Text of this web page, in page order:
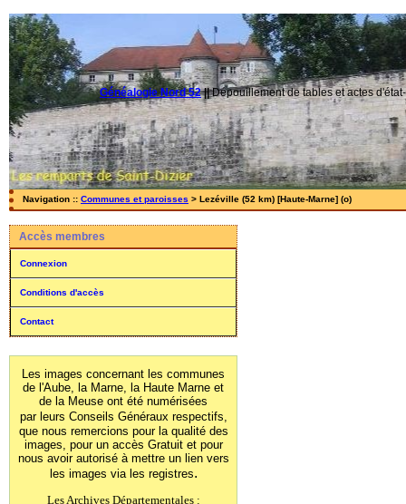
Généalogie Nord 52||Dépouillement de tables et actes
Navigation :: Communes et paroisses > Lezéville (52 km) [Haute-Marne] (o)
Accès membres
Connexion
Conditions d'accès
Contact
Les images concernant les communes
de l'Aube, la Marne, la Haute Marne et
de la Meuse ont été numérisées
par leurs Conseils Généraux respectifs,
que nous remercions pour la qualité des
images, pour un accès Gratuit et pour
nous avoir autorisé à mettre un lien vers
les images via les registres.
Les Archives Départementales :